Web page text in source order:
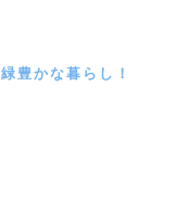
豊かな暮らし！